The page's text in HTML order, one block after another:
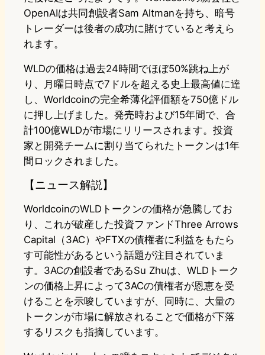
OpenAIは共同創設者Sam Altmanを持ち、暗号
トレーダーは後者の成功に賭けていると考えら
れます。
WLDの価格は過去24時間でほぼ50%跳ね上が
り、月曜日時点で7ドルを超える史上最高値に達
し、Worldcoinの完全希薄化評価額を750億ドル
に押し上げました。発売時および15年間で、合
計100億WLDが市場にリリースされます。投資
家と開発チームに割り当てられたトークンは1年
間ロックされました。
【ニュース解説】
WorldcoinのWLDトークンの価格が急騰してお
り、これが破産した投資ファンドThree Arrows
Capital（3AC）やFTXの債権者に利益をもたら
す可能性があるという話題が注目されていま
す。3ACの創設者であるSu Zhuは、WLDトーク
ンの価格上昇によって3ACの債権者が恩恵を受
けることを示唆していますが、同時に、大量の
トークンが市場に解放されることで価格が下落
するリスクも指摘しています。